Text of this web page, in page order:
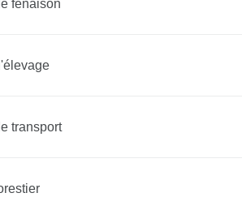
fenaison
transport